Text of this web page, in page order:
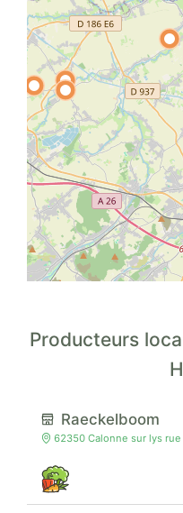
Producteurs
Raeckelboom
62350 Calonne sur lys